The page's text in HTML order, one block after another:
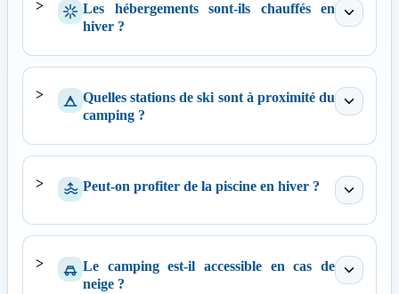
Les hébergements sont-ils chauffés en
hiver ?
Quelles stations de ski sont à proximité du
camping ?
Peut-on profiter de la piscine en hiver ?
Le camping est-il accessible en cas de
neige ?